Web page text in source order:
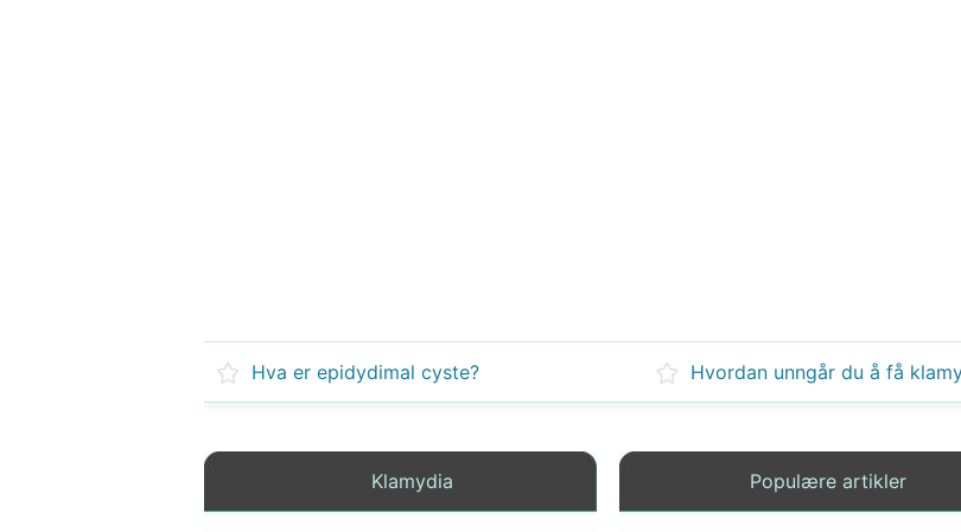
Hva er epidydimal cyste?
Klamydia Populære artikler